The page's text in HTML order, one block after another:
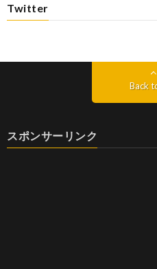
Twitter
Back
スポンサーリンク